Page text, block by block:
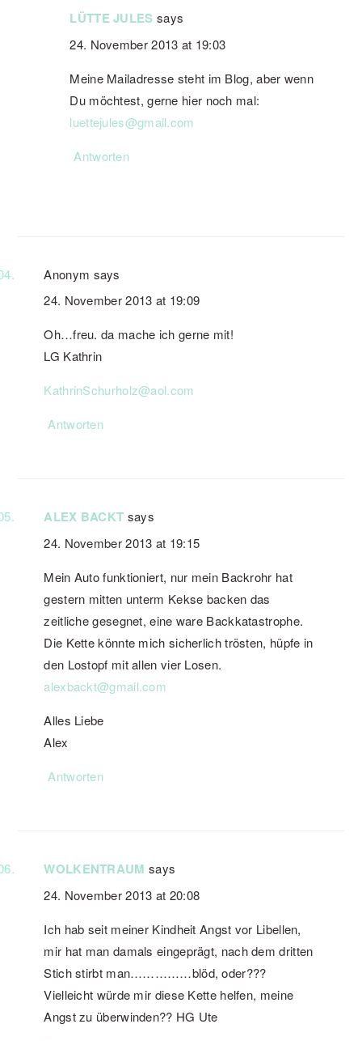
LÜTTE JULES says
24. November 2013 at 19:03
Meine Mailadresse steht im Blog, aber wenn
Du möchtest, gerne hier noch mal:
luettejules@gmail.com
Antworten
Anonym says
24. November 2013 at 19:09
Oh…freu. da mache ich gerne mit!
LG Kathrin
KathrinSchurholz@aol.com
Antworten
ALEX BACKT says
24. November 2013 at 19:15
Mein Auto funktioniert, nur mein Backrohr hat
gestern mitten unterm Kekse backen das
zeitliche gesegnet, eine ware Backkatastrophe.
Die Kette könnte mich sicherlich trösten, hüpfe in
den Lostopf mit allen vier Losen.
alexbackt@gmail.com
Alles Liebe
Alex
Antworten
WOLKENTRAUM says
24. November 2013 at 20:08
Ich hab seit meiner Kindheit Angst vor Libellen,
mir hat man damals eingeprägt, nach dem dritten
Stich stirbt man……………blöd, oder???
Vielleicht würde mir diese Kette helfen, meine
Angst zu überwinden?? HG Ute